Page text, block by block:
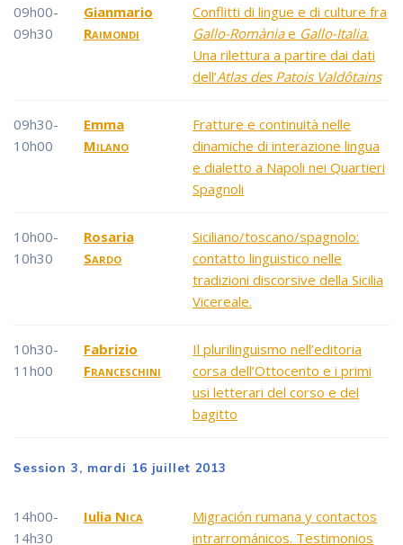
09h00-
09h30
Gianmario
Raimondi
Conflitti di lingue e di culture fra
Gallo-Romàniae Gallo-Italia.
Una rilettura a partire dai dati
dell’Atlas des Patois Valdôtains
09h30-
10h00
Emma
Milano
Fratture e continuità nelle
dinamiche di interazione lingua
e dialetto a Napoli nei Quartieri
Spagnoli
10h00-
10h30
Rosaria
Sardo
Siciliano/toscano/spagnolo:
contatto linguistico nelle
tradizioni discorsive della Sicilia
Vicereale.
10h30-
11h00
Fabrizio
Franceschini
Il plurilinguismo nell’editoria
corsa dell’Ottocento e i primi
usi letterari del corso e del
bagitto
Session 3, mardi 16 juillet 2013
14h00-
14h30
Iulia Nica
Migración rumana y contactos
intrarrománicos. Testimonios